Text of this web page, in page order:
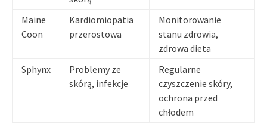
Maine
Coon
Kardiomiopatia
przerostowa
Monitorowanie
stanu zdrowia,
zdrowa dieta
Sphynx
Problemy ze
skórą, infekcje
Regularne
czyszczenie skóry,
ochrona przed
chłodem